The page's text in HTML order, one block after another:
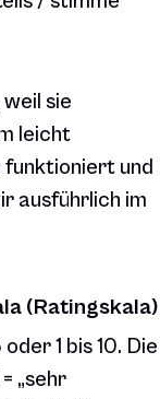
sie
leicht
funktioniert und
ausführlich im
(Ratingskala)
1 bis 10. Die
„sehr